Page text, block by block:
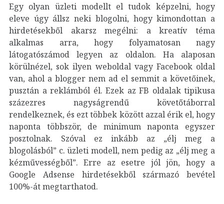
Egy olyan üzleti modellt el tudok képzelni, hogy
eleve úgy állsz neki blogolni, hogy kimondottan a
hirdetésekből akarsz megélni: a kreatív téma
alkalmas arra, hogy folyamatosan nagy
látogatószámod legyen az oldalon. Ha alaposan
körülnézel, sok ilyen weboldal vagy Facebook oldal
van, ahol a blogger nem ad el semmit a követőinek,
pusztán a reklámból él. Ezek az FB oldalak tipikusa
százezres nagyságrendű követőtáborral
rendelkeznek, és ezt többek között azzal érik el, hogy
naponta többször, de minimum naponta egyszer
posztolnak. Szóval ez inkább az „élj meg a
blogolásból” c. üzleti modell, nem pedig az „élj meg a
kézművességből”. Erre az esetre jól jön, hogy a
Google Adsense hirdetésekből származó bevétel
100%-át megtarthatod.